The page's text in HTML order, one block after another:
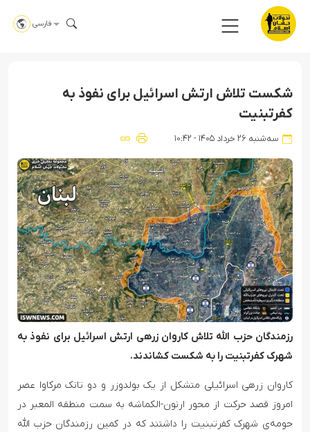
فارسی
شکست تلاش ارتش اسرائیل برای نفوذ به
کفرتبنیت
سه‌شنبه ۲۶ خرداد ۱۴۰۵ - ۱۰:۴۲
رزمندگان حزب الله تلاش کاروان زرهی ارتش اسرائیل برای نفوذ به
شهرک کفرتبنیت را به شکست کشاندند.
کاروان زرهی اسرائیلی متشکل از یک بولدوزر و دو تانک مرکاوا عصر
امروز قصد حرکت از محور ارنون-الکماشه به سمت منطقه المعبر در
حومه‌ی شهرک کفرتبنیت را داشتند که در کمین رزمندگان حزب الله